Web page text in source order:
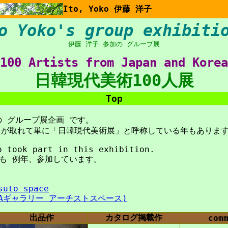
Ito, Yoko 伊藤 洋子
Yoko's group
伊藤 洋子 参加の グループ展
100 Artists from Japan and Korea
日韓現代美術100人展
Top
グループ展企画 です。
取れて単に「日韓現代美術展」と呼称している年もありま
took part in this exhibition.
例年、参加しています。
space
ャラリー アーチストスペース)
出品作
カタログ掲載作